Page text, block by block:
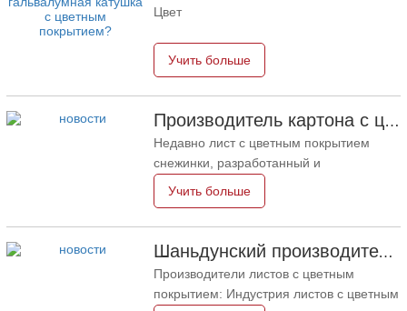
Цвет
Учить больше
Производитель картона с цветным покрытием: Доска с цветным покрытием Snowflake для украшения успешно свернута с производственной линии
Недавно лист с цветным покрытием
снежинки, разработанный и
листов с цветным покрытием Гуаньчжоу,
линии, добавив нового члена в
семейство премиальных листов
Гуаньчжоу. Этот продукт является
прорывом в непрерывном процессе трех
Учить больше
Шаньдунский производитель оцинкованных цветных листов с покрытием объяснит вам диапазон его применения
Производители листов с цветным
покрытием: Индустрия листов с цветным